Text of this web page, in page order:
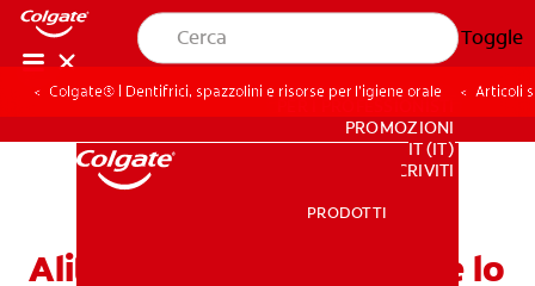
Toggle
PER I PROFESSIONISTI
PROMOZIONI
IT (IT)
ISCRIVITI
PRODOTTI
Colgate® | Dentifrici, spazzolini e risorse per l’igiene orale Articoli
Alitosi: e se la causa fosse lo